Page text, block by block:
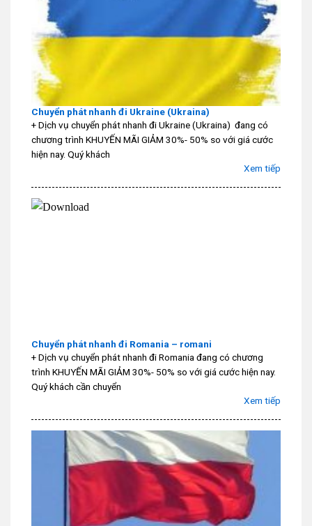
Chuyển phát nhanh đi Ukraine (Ukraina)
+ Dịch vụ chuyển phát nhanh đi Ukraine (Ukraina) đang có
chương trình KHUYẾN MÃI GIẢM 30%- 50% so với giá cước
hiện nay. Quý khách
Xem tiếp
Chuyển phát nhanh đi Romania – romani
+ Dịch vụ chuyển phát nhanh đi Romania đang có chương
trình KHUYẾN MÃI GIẢM 30%- 50% so với giá cước hiện nay.
Quý khách cần chuyển
Xem tiếp